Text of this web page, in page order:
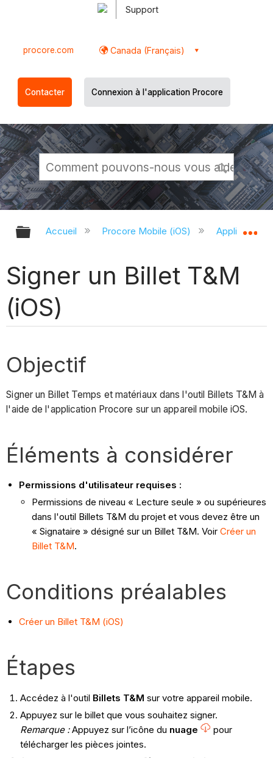
Support
procore.com Canada (Français)
Contacter Connexion à l'application Procore
Développer/réduire la hiérarchie
Accueil Procore Mobile (iOS) Application
Signer un Billet T&M
(iOS)
Objectif
Signer un Billet Temps et matériaux dans l'outil Billets T&M à
l'aide de l'application Procore sur un appareil mobile iOS.
Éléments à considérer
Permissions d'utilisateur requises :
Permissions de niveau « Lecture seule » ou supérieures
dans l'outil Billets T&M du projet et vous devez être un
« Signataire » désigné sur un Billet T&M. VoirCréer un
Billet T&M.
Conditions préalables
Créer un Billet T&M (iOS)
Étapes
Accédez à l'outil Billets T&M sur votre appareil mobile.
Appuyez sur le billet que vous souhaitez signer.
Remarque :Appuyez sur l’icône du nuage
pour
télécharger les pièces jointes.